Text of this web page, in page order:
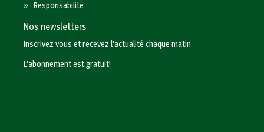
»Responsabilité
Nos newsletters
Inscrivez vous et recevez l'actualité chaque matin
L'abonnement est gratuit!